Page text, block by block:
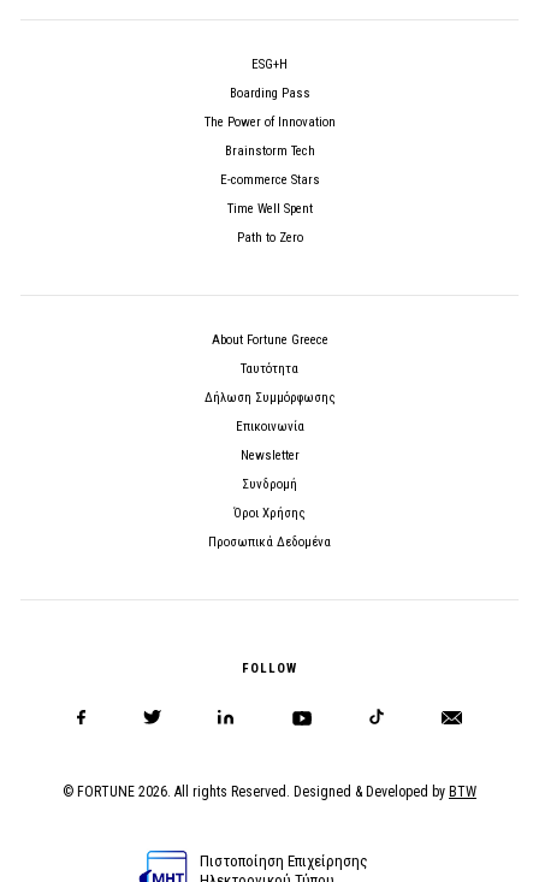
ESG+H
Boarding Pass
The Power of Innovation
Brainstorm Tech
E-commerce Stars
Time Well Spent
Path to Zero
About Fortune Greece
Ταυτότητα
Δήλωση Συμμόρφωσης
Επικοινωνία
Newsletter
Συνδρομή
Όροι Χρήσης
Προσωπικά Δεδομένα
FOLLOW
© FORTUNE 2026. All rights Reserved. Designed & Developed by BTW
Πιστοποίηση Επιχείρησης